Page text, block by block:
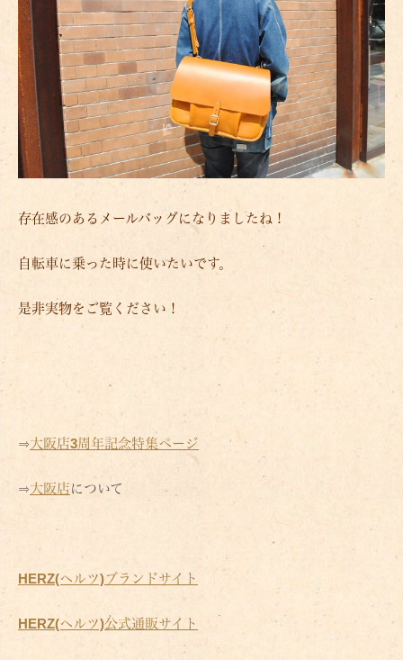
存在感のあるメールバッグになりましたね！
自転車に乗った時に使いたいです。
是非実物をご覧ください！
⇒大阪店3周年記念特集ページ
⇒大阪店について
HERZ(ヘルツ)ブランドサイト
HERZ(ヘルツ)公式通販サイト